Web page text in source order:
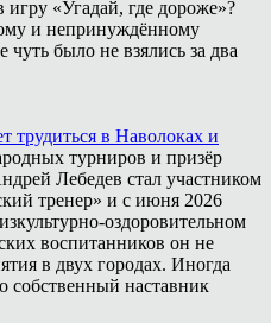
игру «Угадай, где дороже»?
и непринуждённому
было не взялись за два
трудиться в Наволоках и
турниров и призёр
Лебедев стал участником
тренер» и с июня 2026
оздоровительном
воспитанников он не
в двух городах. Иногда
собственный наставник